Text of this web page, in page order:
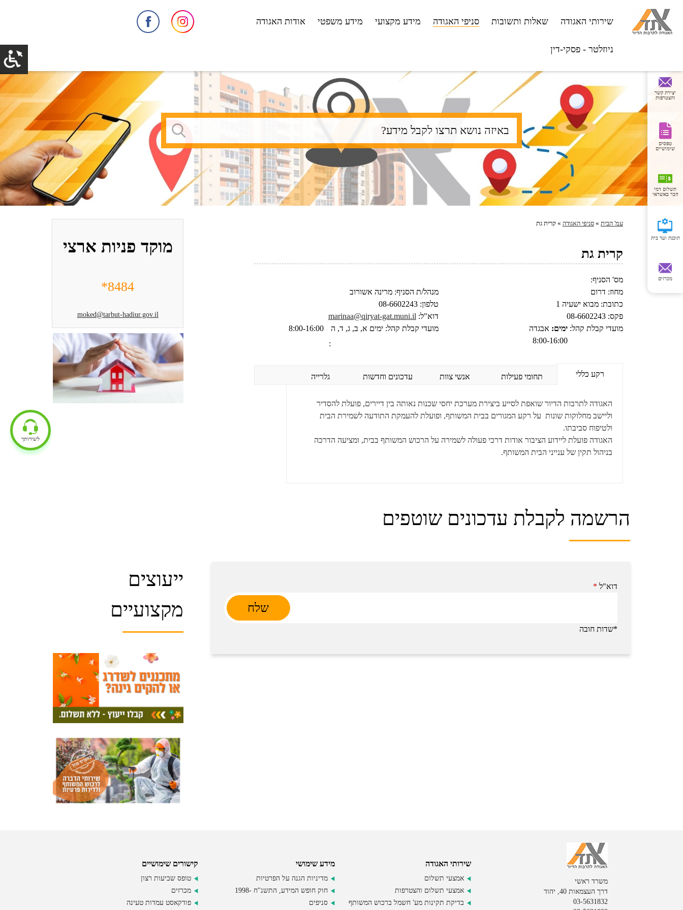
לתוכן
שירותי האגודה שאלות ותשובות סניפי האגודה מידע מקצועי מידע משפטי אודות האגודה
ניוזלטר - פסקי-דין
טופס
חיפוש
נ
ך
מ
צ
א
א
ן
עמ' הבית »סניפי האגודה »קרית גת
קרית גת
מס' הסניף:
מחוז: דרום מנהל/ת הסניף:מרינה אשורוב
כתובת:מבוא ישעיה 1 טלפון:08-6602243
פקס:08-6602243 דוא"ל: marinaa@qiryat-gat.muni.il
מועדי קבלת קהל:ימים: אבגדה
8:00-16:00
מועדי קבלת קהל:ימים א, ב, ג, ד, ה
:
8:00-16:00
רקע כללי תחומי פעילות אנשי צוות עדכונים וחדשות גלרייה
האגודה לתרבות הדיור שואפת לסייע ביצירת מערכת יחסי שכנות נאותה בין דיירים, פועלת להסדיר
וליישב מחלוקות שונות על רקע המגורים בבית המשותף, ופועלת להעמקת התודעה לשמירת הבית
ולטיפוח סביבתו.
האגודה פועלת ליידוע הציבור אודות דרכי פעולה לשמירה על הרכוש המשותף בבית, ומציעה הדרכה
בניהול תקין של ענייני הבית המשותף.
מוקד פניות ארצי
8484*
moked@tarbut-hadiur.gov.il
יצירת קשר
והצטרפות
טפסים
שימושיים
תשלום דמי
חבר באשראי
תוכנת ועד בית
מכרזים
הרשמה לקבלת עדכונים שוטפים
דוא"ל *
*שדות חובה
ייעוצים
מקצועיים
משרד ראשי
דרך העצמאות 40, יהוד
03-5631832
שירותי האגודה
אמצעי תשלום
אמצעי תשלום והצטרפות
בדיקת תקינות מע' חשמל ברכוש המשותף
מידע שימושי
מדיניות הגנה על הפרטיות
חוק חופש המידע, התשנ"ח -1998
סניפים
קישורים שימושיים
טופס שביעות רצון
מכרזים
פודקאסט עמדות טעינה
לשירותך